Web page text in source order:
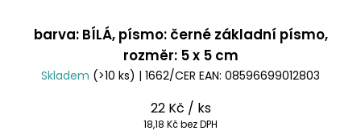
barva: BÍLÁ, písmo: černé základní písmo,
rozměr: 5 x 5 cm
Skladem (>10 ks) | 1662/CER EAN: 08596699012803
22 Kč / ks
18,18 Kč bez DPH